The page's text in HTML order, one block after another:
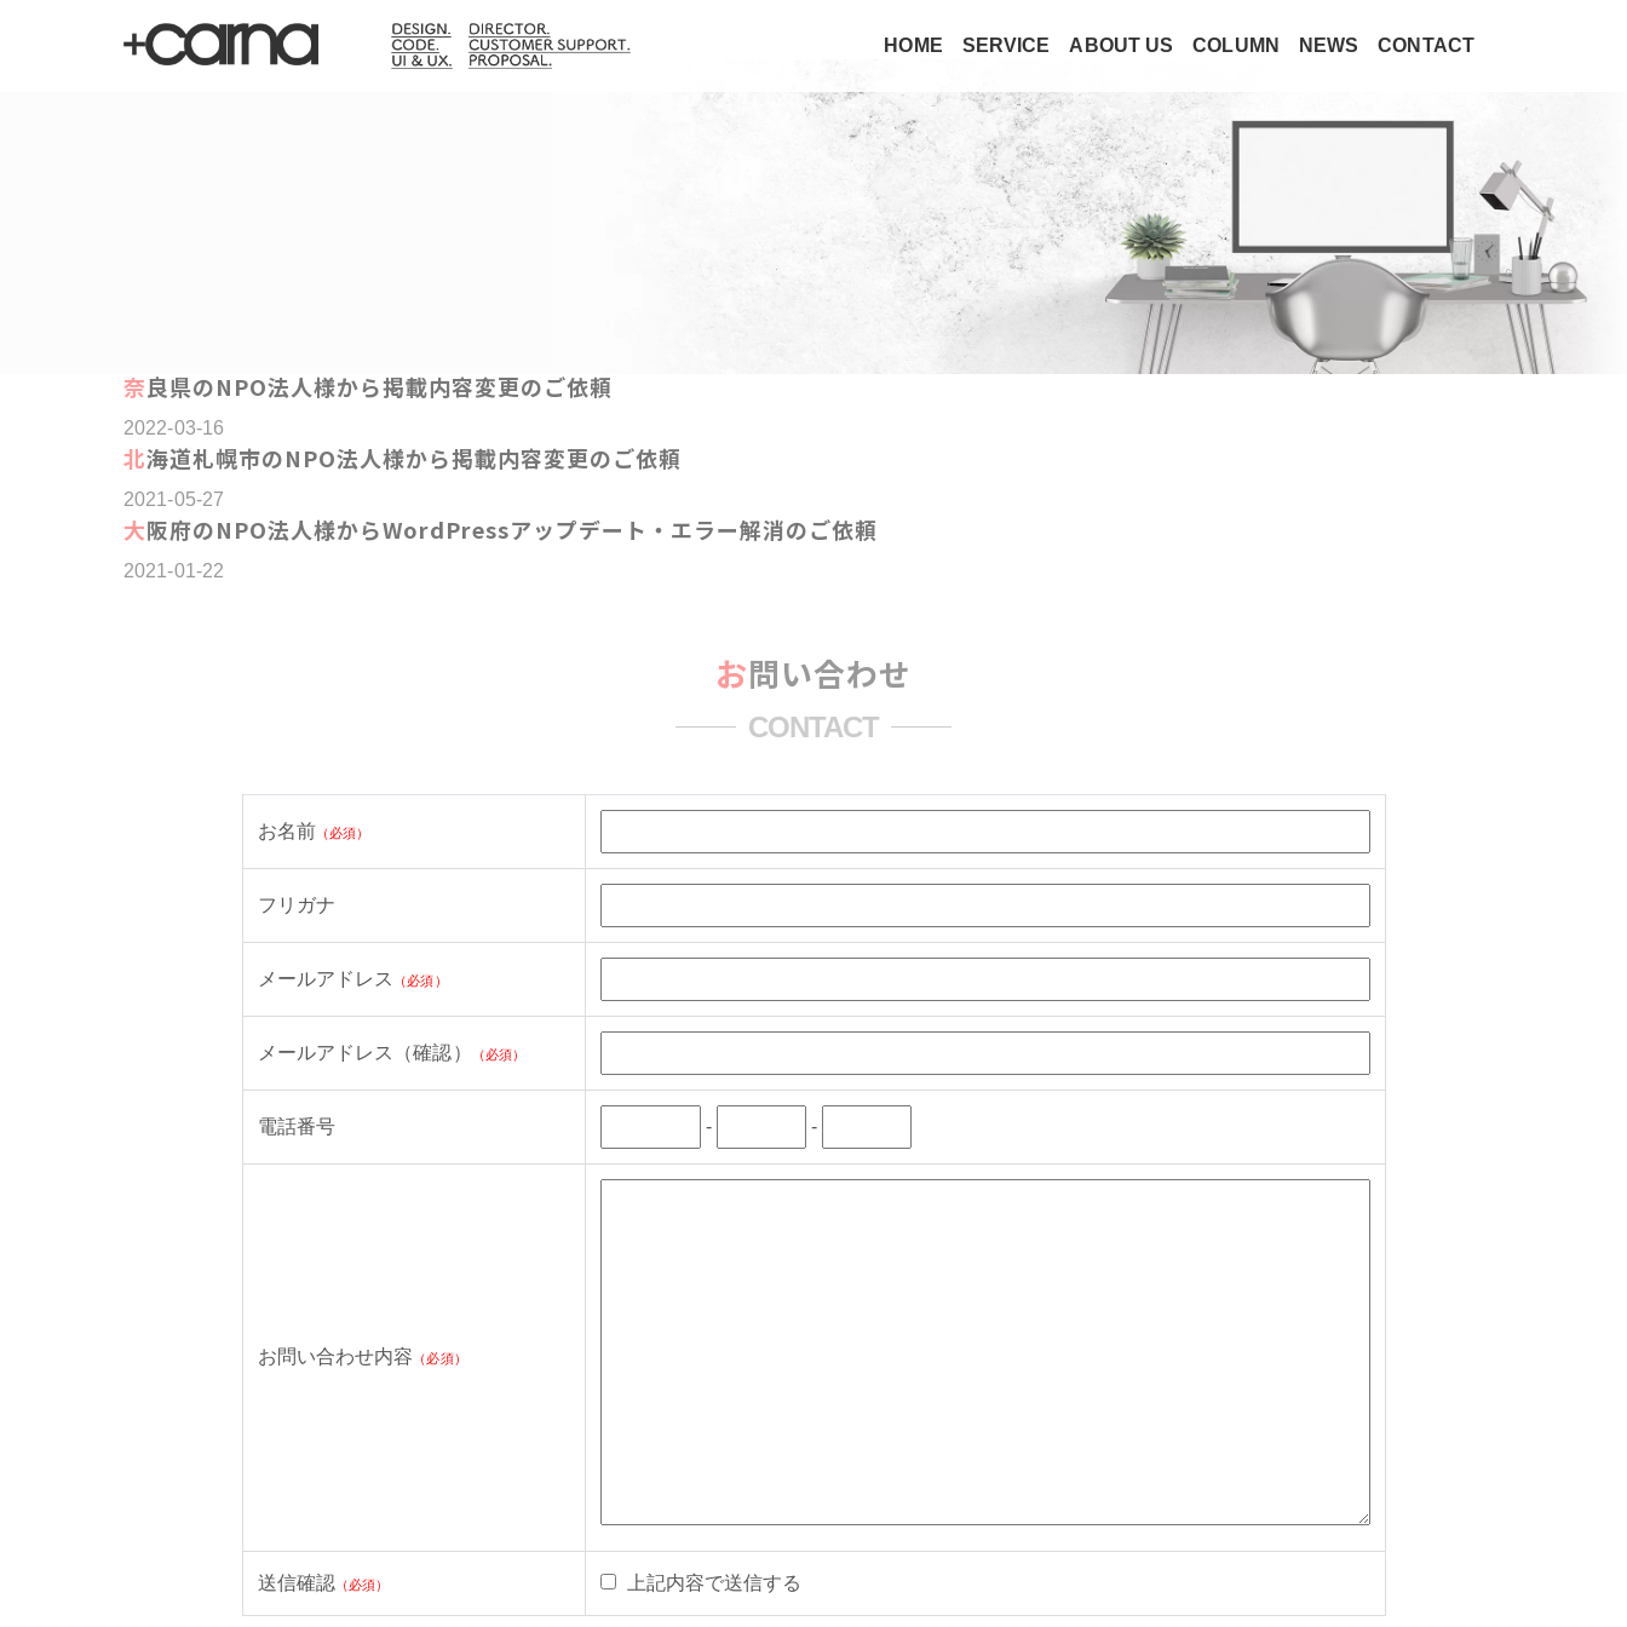
HOME SERVICE ABOUT US COLUMN NEWS CONTACT
奈良県のNPO法人様から掲載内容変更のご依頼
2022-03-16
北海道札幌市のNPO法人様から掲載内容変更のご依頼
2021-05-27
大阪府のNPO法人様からWordPressアップデート・エラー解消のご依頼
2021-01-22
お問い合わせ
CONTACT
お名前 （必須）
フリガナ
メールアドレス （必須）
メールアドレス（確認） （必須）
電話番号 - -
お問い合わせ内容 （必須）
送信確認（必須） 上記内容で送信する